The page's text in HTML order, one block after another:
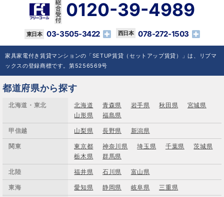
0120-39-4989
03-3505-3422 078-272-1503
家具家電付き賃貸マンションの「SETUP賃貸（セットアップ賃貸）」は、リブマ
ックスの登録商標です。第5256569号
都道府県から探す
北海道・東北 北海道 青森県 岩手県 秋田県
宮城県
山形県
福島県
甲信越 山梨県 長野県 新潟県
関東 東京都 神奈川県 埼玉県 千葉県
茨城県
栃木県
群馬県
北陸 福井県 石川県 富山県
東海 愛知県 静岡県 岐阜県 三重県